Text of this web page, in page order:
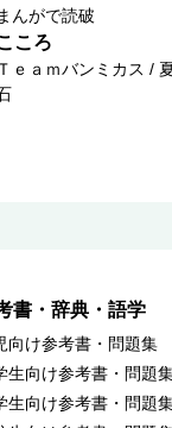
まんがで読破
ころ
Ｔｅａｍバンミカス /
書・辞典・語学
向け参考書・問題集
生向け参考書・問題
生向け参考書・問題